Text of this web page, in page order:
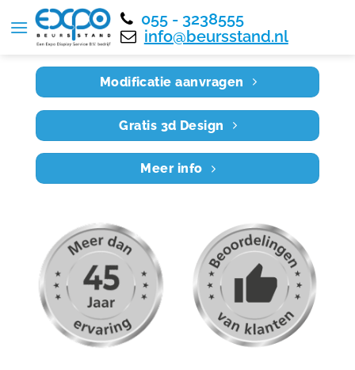
055 - 3238555
info@beursstand.nl
Home RE3X3 016
Modificatie aanvragen
Gratis 3d Design
Meer info